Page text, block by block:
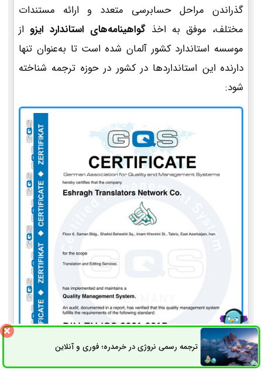
گذراندن مراحل حسابرسی متعدد و ارائه مستندات
مختلف، موفق به اخذ گواهینامه‌های استاندارد ایزو از
موسسه استاندارد کشور آلمان شده است تا به‌عنوان تنها
دارنده این استانداردها در کشور در حوزه ترجمه شناخته
شود:
ترجمه رسمی نروژی در خرمدره؛ فوری و آنلاینثبت سفارش راه های ارتباطی